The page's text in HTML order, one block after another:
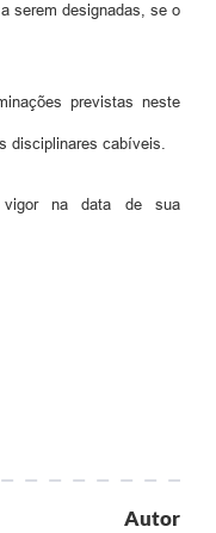
serem designadas, se o
previstas neste
disciplinares cabíveis.
na data de sua
Autor